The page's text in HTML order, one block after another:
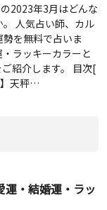
2023年3月はどんな
人気占い師、カル
を無料で占いま
ラッキーカラーと
紹介します。 目次[
天秤…
運・結婚運・ラッ